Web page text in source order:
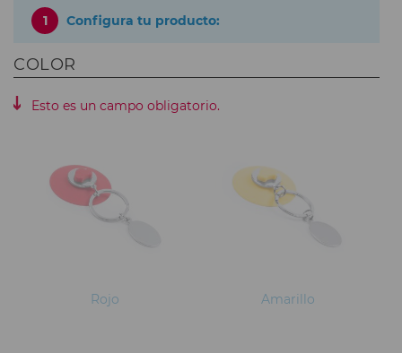
1 Configura tu producto:
COLOR
Esto es un campo obligatorio.
Rojo Amarillo